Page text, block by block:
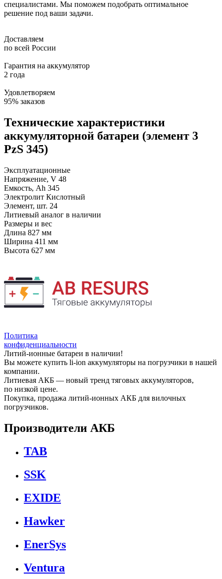
специалистами. Мы поможем подобрать оптимальное
решение под ваши задачи.
Доставляем
по всей России
Гарантия на аккумулятор
2 года
Удовлетворяем
95% заказов
Технические характеристики
аккумуляторной батареи (элемент 3
PzS 345)
Эксплуатационные
Напряжение, V 48
Емкость, Ah 345
Электролит Кислотный
Элемент, шт. 24
Литиевый аналог в наличии
Размеры и вес
Длина 827 мм
Ширина 411 мм
Высота 627 мм
Политика
конфиденциальности
Литий-ионные батареи в наличии!
Вы можете купить li-ion аккумуляторы на погрузчики в нашей
компании.
Литиевая АКБ — новый тренд тяговых аккумуляторов,
по низкой цене.
Покупка, продажа литий-ионных АКБ для вилочных
погрузчиков.
Производители АКБ
TAB
SSK
EXIDE
Hawker
EnerSys
Ventura